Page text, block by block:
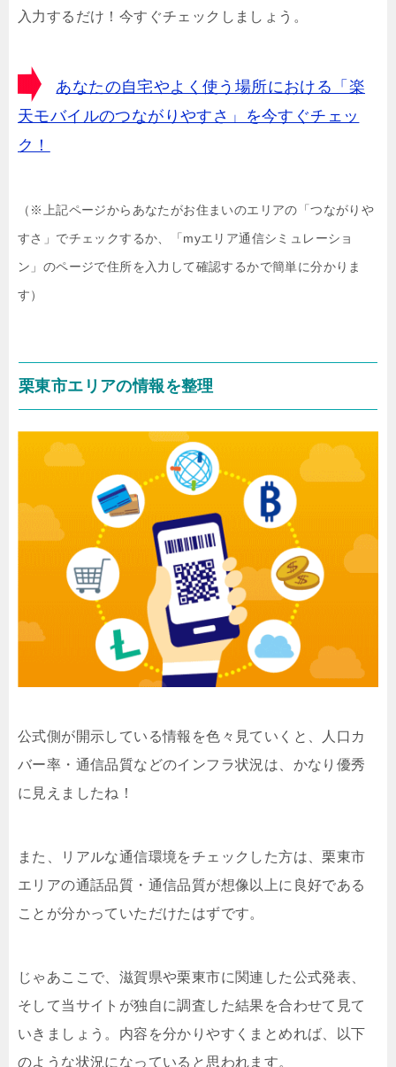
入力するだけ！今すぐチェックしましょう。
あなたの自宅やよく使う場所における「楽
天モバイルのつながりやすさ」を今すぐチェッ
ク！
（※上記ページからあなたがお住まいのエリアの「つながりや
すさ」でチェックするか、「myエリア通信シミュレーショ
ン」のページで住所を入力して確認するかで簡単に分かりま
す）
栗東市エリアの情報を整理
公式側が開示している情報を色々見ていくと、人口カ
バー率・通信品質などのインフラ状況は、かなり優秀
に見えましたね！
また、リアルな通信環境をチェックした方は、栗東市
エリアの通話品質・通信品質が想像以上に良好である
ことが分かっていただけたはずです。
じゃあここで、滋賀県や栗東市に関連した公式発表、
そして当サイトが独自に調査した結果を合わせて見て
いきましょう。内容を分かりやすくまとめれば、以下
のような状況になっていると思われます。